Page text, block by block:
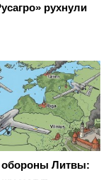
рухнули
обороны Литвы: